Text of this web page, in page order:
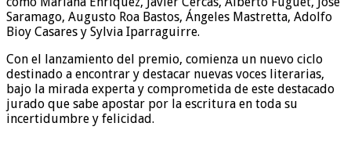
Saramago, Augusto Roa Bastos, Ángeles Mastretta, Adolfo
Bioy Casares y Sylvia Iparraguirre.
Con el lanzamiento del premio, comienza un nuevo ciclo
destinado a encontrar y destacar nuevas voces literarias,
bajo la mirada experta y comprometida de este destacado
jurado que sabe apostar por la escritura en toda su
incertidumbre y felicidad.